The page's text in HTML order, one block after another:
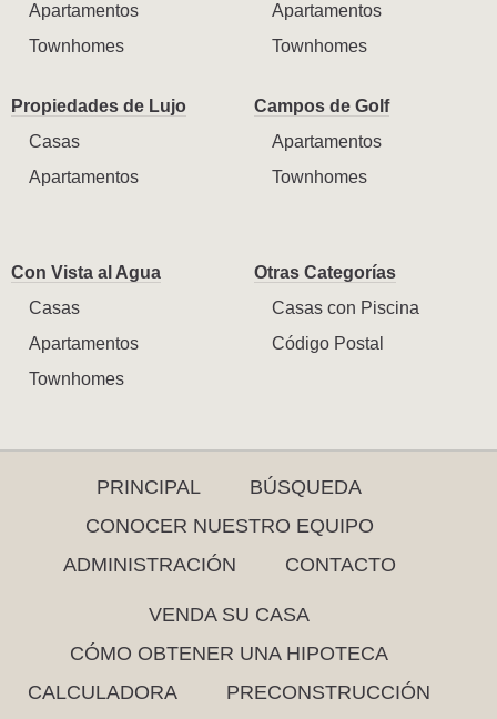
Apartamentos
Townhomes
Apartamentos
Townhomes
Propiedades de Lujo
Casas
Apartamentos
Campos de Golf
Apartamentos
Townhomes
Con Vista al Agua
Casas
Apartamentos
Townhomes
Otras Categorías
Casas con Piscina
Código Postal
PRINCIPAL
BÚSQUEDA
CONOCER NUESTRO EQUIPO
ADMINISTRACIÓN
CONTACTO
VENDA SU CASA
CÓMO OBTENER UNA HIPOTECA
CALCULADORA
PRECONSTRUCCIÓN